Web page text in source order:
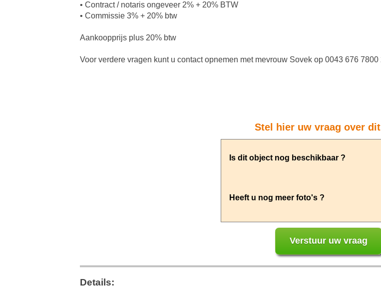
• Contract / notaris ongeveer 2% + 20% BTW
• Commissie 3% + 20% btw
Aankoopprijs plus 20% btw
Voor verdere vragen kunt u contact opnemen met mevrouw Sovek op 0043 676 7800
Stel hier uw vraag over
Details: